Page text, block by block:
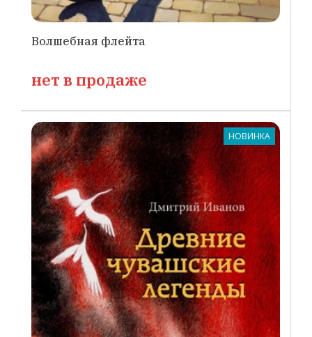
Волшебная флейта
нет в продаже
НОВИНКА